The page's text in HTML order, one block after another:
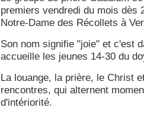
premiers vendredi du mois dès
Notre-Dame des Récollets à
Son nom signifie "joie" et c'est
accueille les jeunes 14-30 du
La louange, la prière, le Christ
rencontres, qui alternent
d'intériorité.